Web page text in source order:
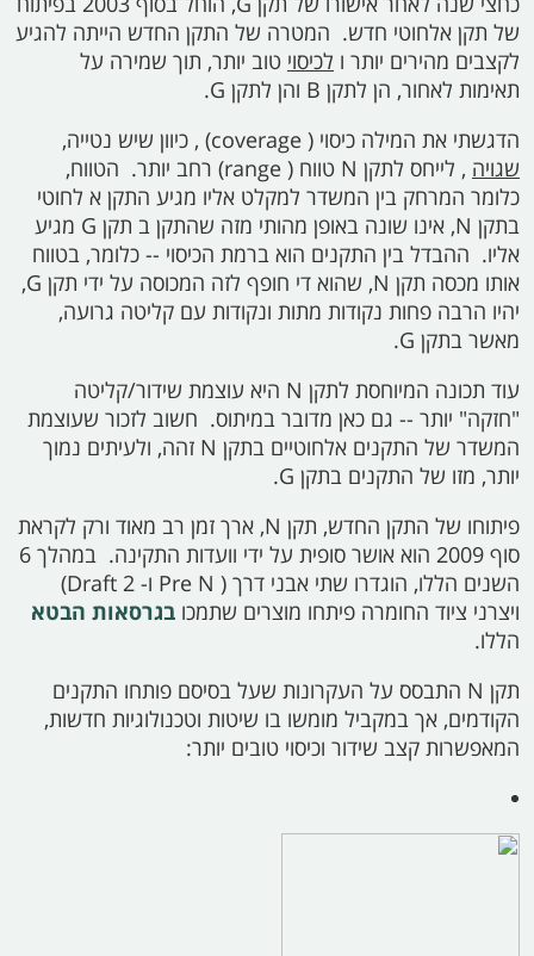
של תקן אלחוטי חדש. המטרה של התקן החדש הייתה להגיע
לקצבים מהירים יותר ו לכיסוי טוב יותר, תוך שמירה על
תאימות לאחור, הן לתקן B והן לתקן G.
הדגשתי את המילה כיסוי ( coverage) , כיוון שיש נטייה,
שגויה , לייחס לתקן N טווח ( range) רחב יותר. הטווח,
כלומר המרחק בין המשדר למקלט אליו מגיע התקן א לחוטי
בתקן N, אינו שונה באופן מהותי מזה שהתקן ב תקן G מגיע
אליו. ההבדל בין התקנים הוא ברמת הכיסוי -- כלומר, בטווח
אותו מכסה תקן N, שהוא די חופף לזה המכוסה על ידי תקן G,
יהיו הרבה פחות נקודות מתות ונקודות עם קליטה גרועה,
מאשר בתקן G.
עוד תכונה המיוחסת לתקן N היא עוצמת שידור/קליטה
"חזקה" יותר -- גם כאן מדובר במיתוס. חשוב לזכור שעוצמת
המשדר של התקנים אלחוטיים בתקן N זהה, ולעיתים נמוך
יותר, מזו של התקנים בתקן G.
פיתוחו של התקן החדש, תקן N, ארך זמן רב מאוד ורק לקראת
סוף 2009 הוא אושר סופית על ידי וועדות התקינה. במהלך 6
השנים הללו, הוגדרו שתי אבני דרך ( Pre N ו- Draft 2)
ויצרני ציוד החומרה פיתחו מוצרים שתמכו בגרסאות הבטא
הללו.
תקן N התבסס על העקרונות שעל בסיסם פותחו התקנים
הקודמים, אך במקביל מומשו בו שיטות וטכנולוגיות חדשות,
המאפשרות קצב שידור וכיסוי טובים יותר: